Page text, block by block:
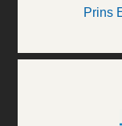
Prins